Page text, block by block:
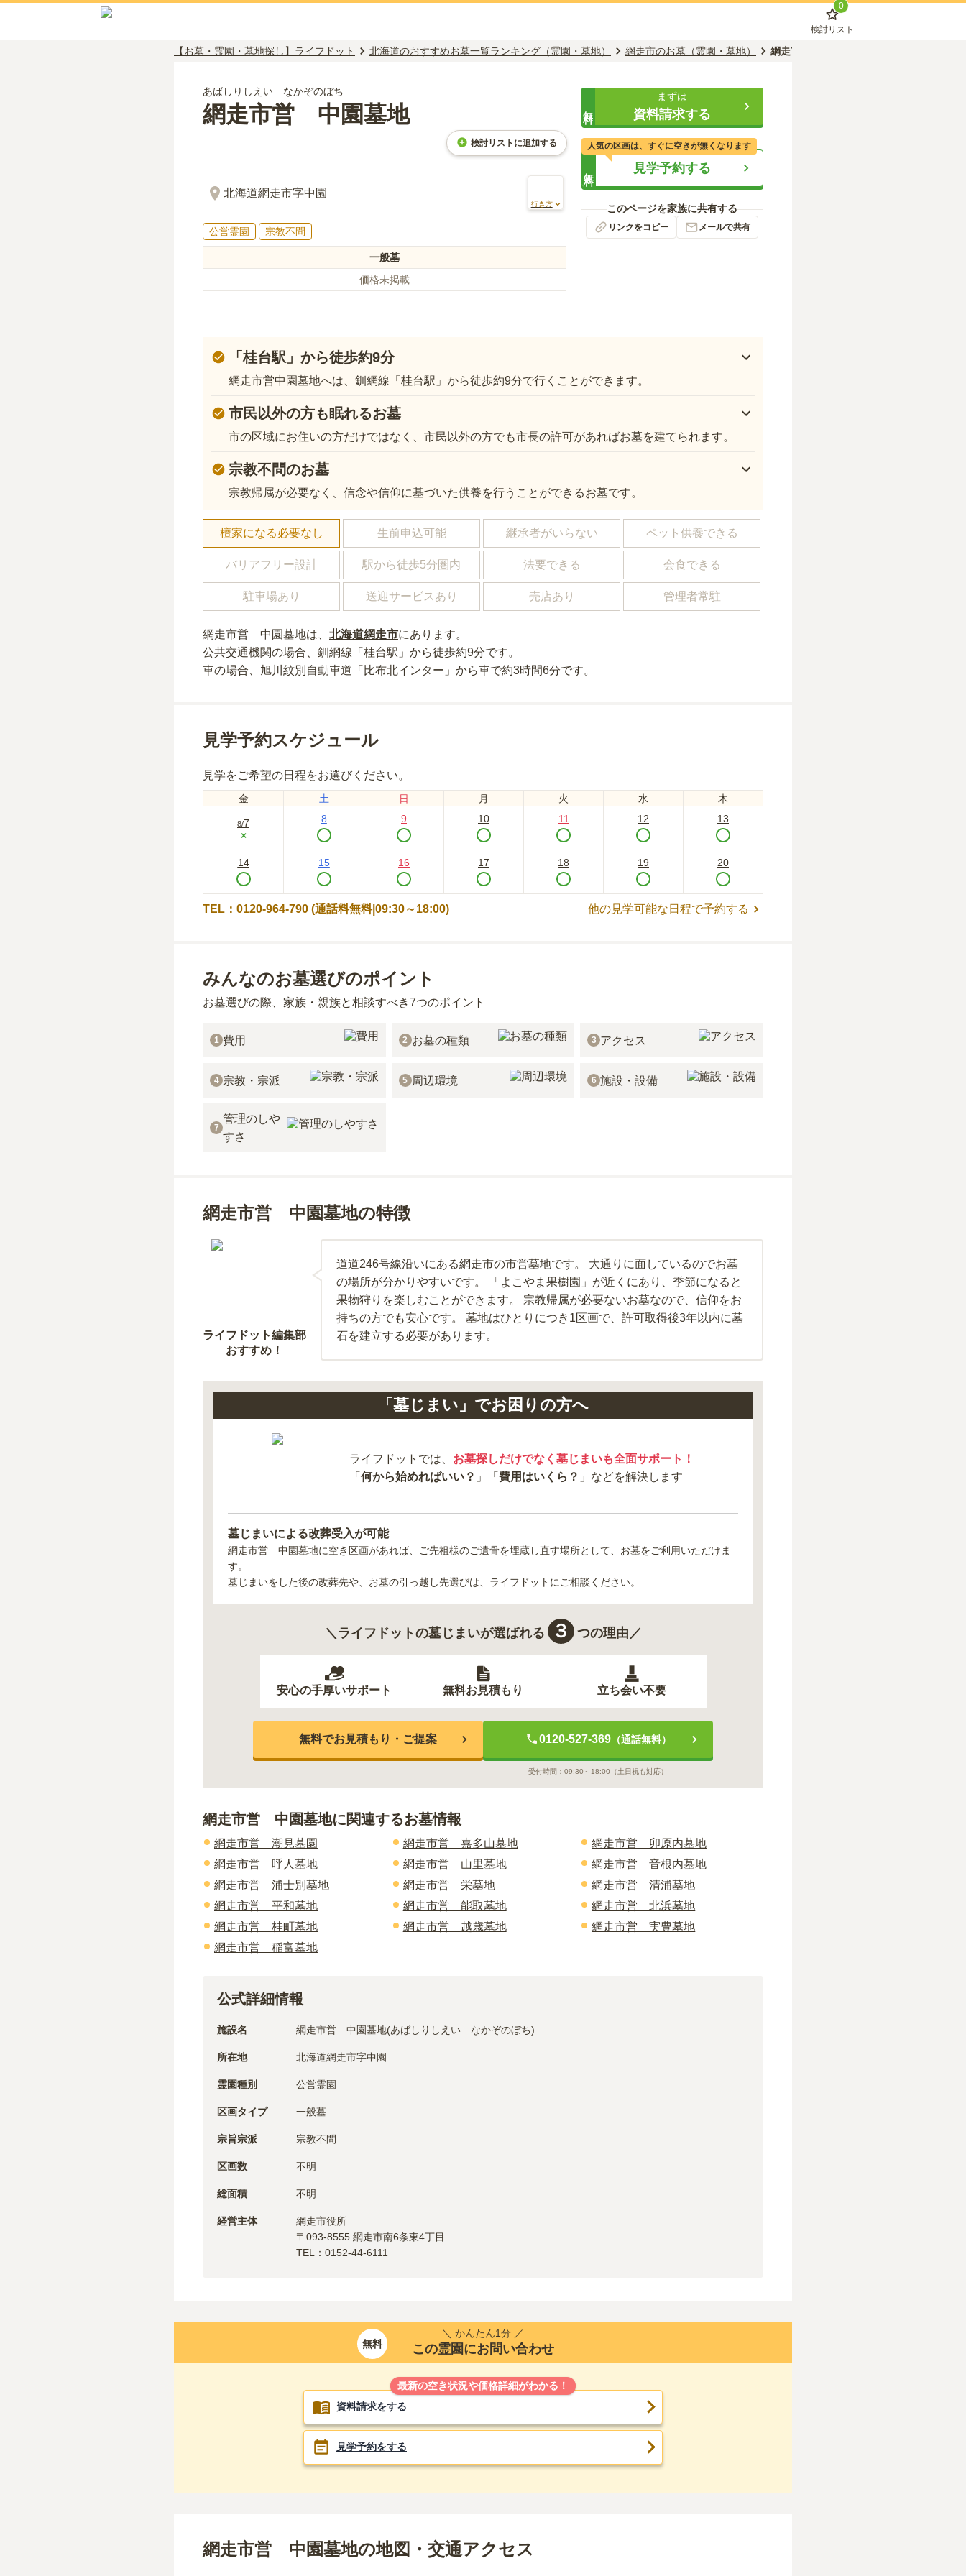
0
検討リスト
【お墓・霊園・墓地探し】ライフドット 北海道のおすすめお墓一覧ランキング（霊園・墓地） 網走市のお墓（霊園・墓地） 網走市営 中園墓地
あばしりしえい なかぞのぼち
網走市営 中園墓地
検討リストに追加する
北海道網走市字中園
行き方
公営霊園 宗教不問
一般墓
価格未掲載
まずは
資料請求する
見学予約する
人気の区画は、すぐに空きが無くなります
このページを家族に共有する
リンクをコピー メールで共有
「桂台駅」から徒歩約9分
網走市営中園墓地へは、釧網線「桂台駅」から徒歩約9分で行くことができます。
市民以外の方も眠れるお墓
市の区域にお住いの方だけではなく、市民以外の方でも市長の許可があればお墓を建てられます。
宗教不問のお墓
宗教帰属が必要なく、信念や信仰に基づいた供養を行うことができるお墓です。
檀家になる必要なし 生前申込可能 継承者がいらない ペット供養できる
バリアフリー設計 駅から徒歩5分圏内 法要できる 会食できる
駐車場あり 送迎サービスあり 売店あり 管理者常駐
網走市営 中園墓地は、 北海道網走市にあり ます。
公共交通機関の場合 、釧網線「桂台駅」から徒歩約9分です。
車の場合 、旭川紋別自動車道「比布北インター」から車で約3時間6分です。
見学予約スケジュール
見学をご希望の日程をお選びください。
金 土 日 月 火 水 木
8/7
×
8 9 10 11 12 13
14 15 16 17 18 19 20
TEL：0120-964-790 (通話料無料|09:30～18:00) 他の見学可能な日程で予約する
みんなのお墓選びのポイント
お墓選びの際、家族・親族と相談すべき7つのポイント
1 費用 2 お墓の種類 3 アクセス
4 宗教・宗派 5 周辺環境 6 施設・設備
7
管理のしや
すさ
網走市営 中園墓地の特徴
ライフドット編集部
おすすめ！
道道246号線沿いにある網走市の市営墓地です。 大通りに面しているのでお墓
の場所が分かりやすいです。 「よこやま果樹園」が近くにあり、季節になると
果物狩りを楽しむことができます。 宗教帰属が必要ないお墓なので、信仰をお
持ちの方でも安心です。 墓地はひとりにつき1区画で、許可取得後3年以内に墓
石を建立する必要があります。
「墓じまい」でお困りの方へ
ライフドットでは、 お墓探しだけでなく墓じまいも全面サポート！
「 何から始めればいい？ 」「 費用はいくら？ 」などを解決します
墓じまいによる改葬受入が可能
網走市営 中園墓地に空き区画があれば、ご先祖様のご遺骨を埋蔵し直す場所として、お墓をご利用いただけま
す。
墓じまいをした後の改葬先や、お墓の引っ越し先選びは、ライフドットにご相談ください。
＼ライフドットの墓じまいが選ばれる ３ つの理由／
安心の手厚いサポート 無料お見積もり 立ち会い不要
無料でお見積もり・ご提案 0120-527-369（通話無料）
受付時間： 09:30～18:00 （土日祝も対応）
網走市営 中園墓地に関連するお墓情報
網走市営 潮見墓園 網走市営 嘉多山墓地
網走市営 卯原内墓地
網走市営 呼人墓地
網走市営 山里墓地
網走市営 音根内墓地
網走市営 浦士別墓地
網走市営 栄墓地
網走市営 清浦墓地
網走市営 平和墓地
網走市営 能取墓地
網走市営 北浜墓地
網走市営 桂町墓地
網走市営 越歳墓地
網走市営 実豊墓地
網走市営 稲富墓地
公式詳細情報
施設名 網走市営　中園墓地(あばしりしえい　なかぞのぼち)
所在地 北海道網走市字中園
霊園種別 公営霊園
区画タイプ 一般墓
宗旨宗派 宗教不問
区画数 不明
総面積 不明
経営主体 網走市役所
〒 093-8555 網走市南6条東4丁目
TEL： 0152-44-6111
無料
＼ かんたん1分 ／
この霊園にお問い合わせ
最新の空き状況や価格詳細がわかる！
資料請求をする
見学予約をする
網走市営 中園墓地の地図・交通アクセス